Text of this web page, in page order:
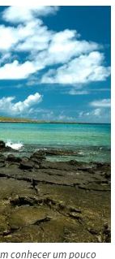
conhecer um pouco